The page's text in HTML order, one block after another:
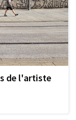
de l'artiste